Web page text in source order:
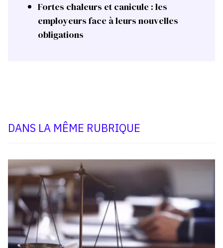
Fortes chaleurs et canicule : les
employeurs face à leurs nouvelles
obligations
DANS LA MÊME RUBRIQUE